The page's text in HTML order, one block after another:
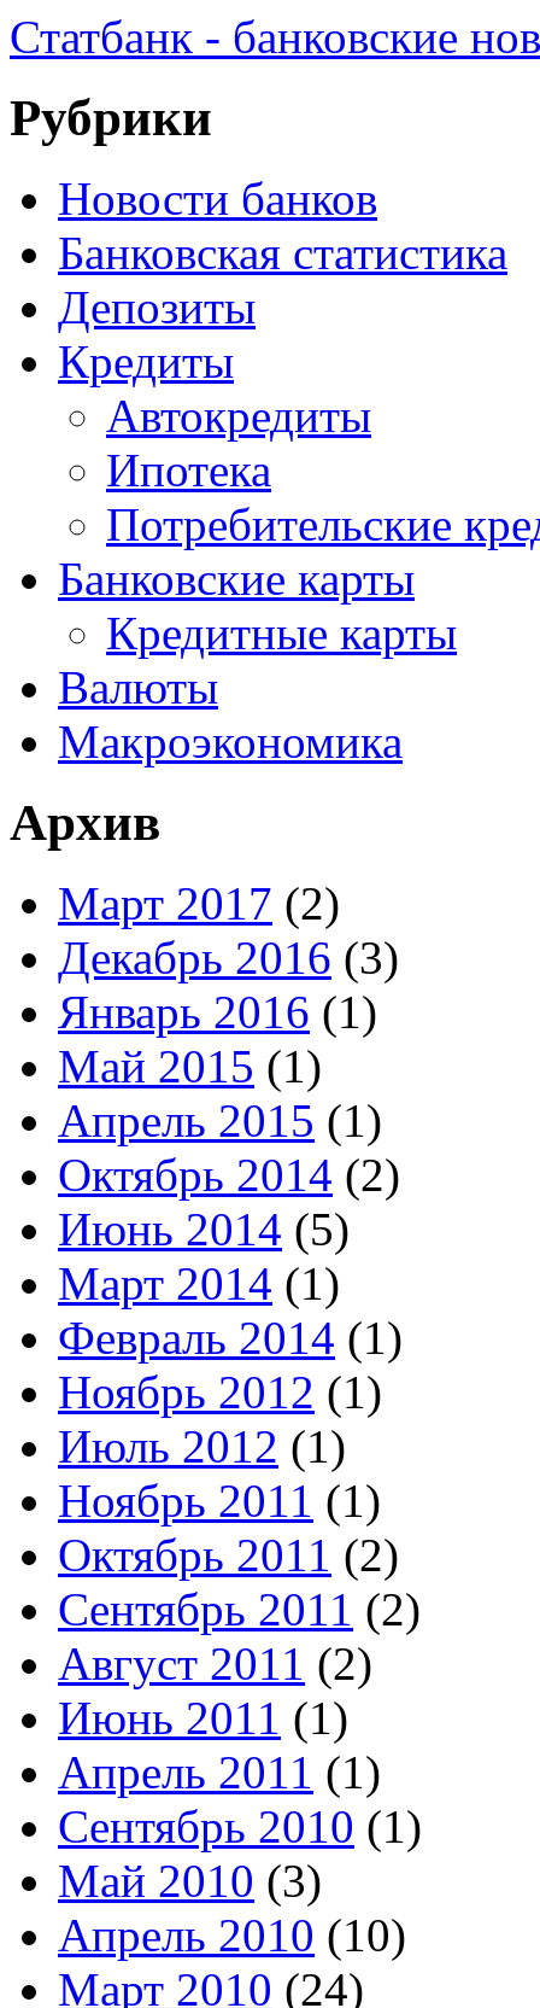
Статбанк - банковские
Рубрики
Новости банков
Банковская статистика
Депозиты
Кредиты
Автокредиты
Ипотека
Потребительские
Банковские карты
Кредитные карты
Валюты
Макроэкономика
Архив
Март 2017 (2)
Декабрь 2016 (3)
Январь 2016 (1)
Май 2015 (1)
Апрель 2015 (1)
Октябрь 2014 (2)
Июнь 2014 (5)
Март 2014 (1)
Февраль 2014 (1)
Ноябрь 2012 (1)
Июль 2012 (1)
Ноябрь 2011 (1)
Октябрь 2011 (2)
Сентябрь 2011 (2)
Август 2011 (2)
Июнь 2011 (1)
Апрель 2011 (1)
Сентябрь 2010 (1)
Май 2010 (3)
Апрель 2010 (10)
Март 2010 (24)